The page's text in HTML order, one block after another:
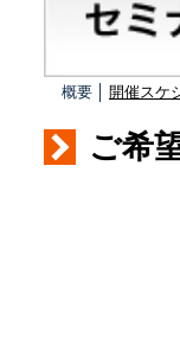
概要 │ 開催スケ
ご希